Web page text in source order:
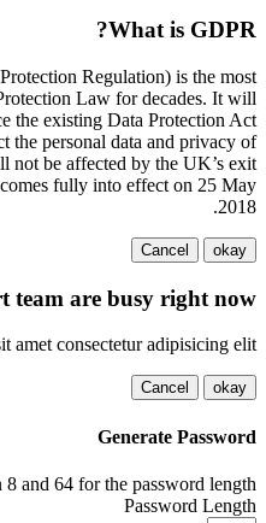
What is GDPR?
Regulation) is the most
Law for decades. It will
the existing Data Protection Act
the personal data and privacy of
not be affected by the UK’s exit
fully into effect on 25 May
2018.
okay
Cancel
are busy right now :(
amet consectetur adipisicing elit
okay
Cancel
Generate Password
8 and 64 for the password length
Password Length